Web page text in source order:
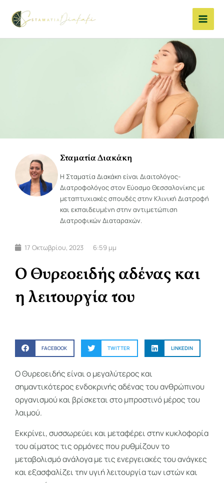
στο
Σταματία Διακάκη
Η Σταματία Διακάκη είναι Διαιτολόγος-
Διατροφολόγος στον Εύοσμο Θεσσαλονίκης με
μεταπτυχιακές σπουδές στην Κλινική Διατροφή
και εκπαιδευμένη στην αντιμετώπιση
Διατροφικών Διαταραχών.
17 Οκτωβρίου, 2023 6:59 μμ
Ο Θυρεοειδής αδένας και
η λειτουργία του
FACEBOOK TWITTER LINKEDIN
Ο Θυρεοειδής είναι ο μεγαλύτερος και
σημαντικότερος ενδοκρινής αδένας του ανθρώπινου
οργανισμού και βρίσκεται στο μπροστινό μέρος του
λαιμού.
Εκκρίνει, συσσωρεύει και μεταφέρει στην κυκλοφορία
του αίματος τις ορμόνες που ρυθμίζουν το
μεταβολισμό ανάλογα με τις ενεργειακές του ανάγκες
και εξασφαλίζει την υγιή λειτουργία των ιστών και